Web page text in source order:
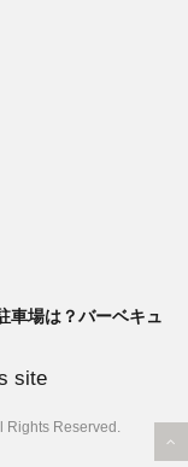
車場は？バーベキュ
site
Rights Reserved.